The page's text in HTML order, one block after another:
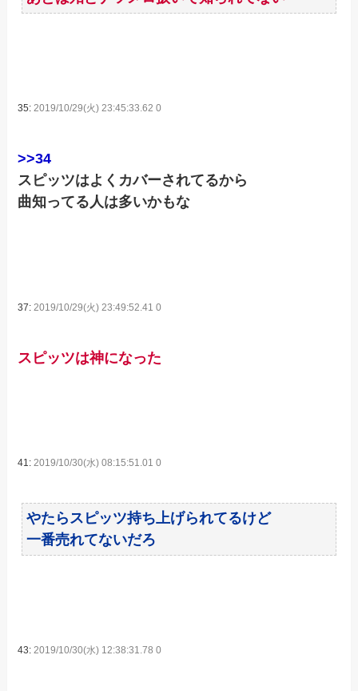
35:2019/10/29(火) 23:45:33.62 0
>>34
スピッツはよくカバーされてるから
曲知ってる人は多いかもな
37: 2019/10/29(火) 23:49:52.41 0
スピッツは神になった
41:2019/10/30(水) 08:15:51.01 0
やたらスピッツ持ち上げられてるけど
一番売れてないだろ
43:2019/10/30(水) 12:38:31.78 0